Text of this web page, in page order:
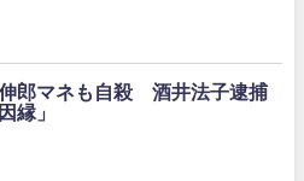
郎マネも自殺 酒井法子逮捕
縁」